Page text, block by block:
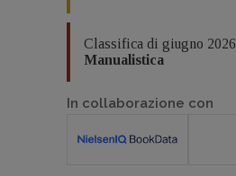
Classifica di giugno 2026
Manualistica
In collaborazione con